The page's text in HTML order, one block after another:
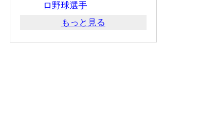
ロ野球選手
もっと見る